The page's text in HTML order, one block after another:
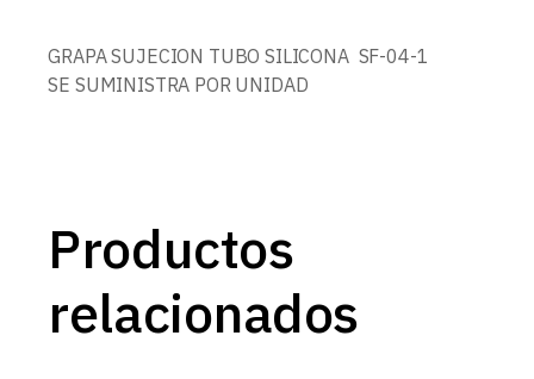
GRAPA SUJECION TUBO SILICONA SF-04-1
SE SUMINISTRA POR UNIDAD
Productos
relacionados